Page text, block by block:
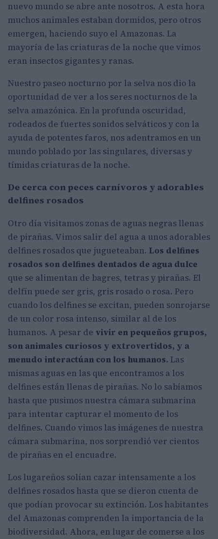
nuevo mundo se abre ante nosotros. A esta hora
muchos animales estaban dormidos, pero otros
emergen, haciendo suyo el Amazonas. La
mayoría de las criaturas de la noche que vimos
eran insectos gigantes y ranas.
Nuestro paseo nocturno por la selva nos dio la
oportunidad de ver a los seres nocturnos de la
selva amazónica. En la profunda oscuridad,
rodeados de fuertes sonidos selváticos y con la
ayuda de potentes faros, nos adentramos en un
mundo poblado por las singulares, diversas y
tímidas criaturas de la noche.
De cerca con peces carnívoros y adorables
delfines rosados
Otro día visitamos zonas de aguas negras llenas
de pirañas. Vimos salir del agua a unos adorables
delfines rosados que jugueteaban. Los delfines
rosados son delfines dentados de agua dulce
que se alimentan de bagres, tetras y pirañas. El
delfín puede ser gris, gris rosado o rosa. Pero
cuando los delfines se excitan, pueden sonrojarse
de un color rosa intenso, similar al de los
humanos. A pesar de vivir en pequeños grupos,
son animales curiosos y extrovertidos, y a
menudo interactúan con los humanos. Las
mismas aguas en las que encontramos a los
delfines están llenas de pirañas. No lo sabíamos
hasta que pusimos nuestra cámara submarina
para intentar capturar el momento de los
delfines. Cuando vimos las imágenes de nuestra
cámara submarina, nos sorprendió ver cientos
de pirañas en el encuadre.
Los lugareños solían cazar intensamente a los
delfines rosados hasta que se dieron cuenta de
que podían provocar su extinción. Los habitantes
del Amazonas comprenden la importancia de la
biodiversidad. Ahora, en lugar de comerse a los